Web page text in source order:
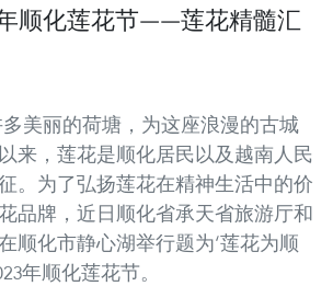
顺化莲花节——莲花精髓汇
美丽的荷塘，为这座浪漫的古城
来，莲花是顺化居民以及越南人民
。为了弘扬莲花在精神生活中的价
品牌，近日顺化省承天省旅游厅和
顺化市静心湖举行题为‘莲花为顺
年顺化莲花节。